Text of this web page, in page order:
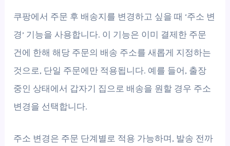
쿠팡에서 주문 후 배송지를 변경하고 싶을 때 ‘주소 변
경’ 기능을 사용합니다. 이 기능은 이미 결제한 주문
건에 한해 해당 주문의 배송 주소를 새롭게 지정하는
것으로, 단일 주문에만 적용됩니다. 예를 들어, 출장
중인 상태에서 갑자기 집으로 배송을 원할 경우 주소
변경을 선택합니다.
주소 변경은 주문 단계별로 적용 가능하며, 발송 전까